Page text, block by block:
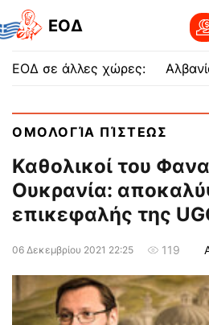
EOΔ
ΕΟΔ σε άλλες χώρες:
ΟΜΟΛΟΓΊΑ ΠΊΣΤΕΩΣ
Καθολικοί του
Ουκρανία:
επικεφαλής της
06 Δεκεμβρίου 2021 22:25 119